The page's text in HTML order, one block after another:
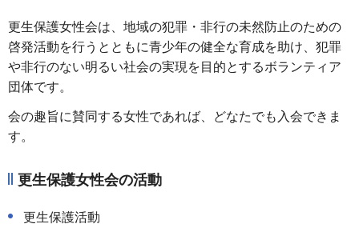
更生保護女性会は、地域の犯罪・非行の未然防止のための
啓発活動を行うとともに青少年の健全な育成を助け、犯罪
や非行のない明るい社会の実現を目的とするボランティア
団体です。
会の趣旨に賛同する女性であれば、どなたでも入会できま
す。
更生保護女性会の活動
更生保護活動